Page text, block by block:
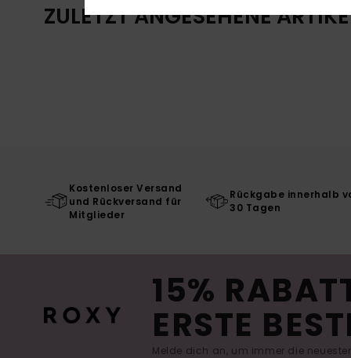
ZULETZT ANGESEHENE
Kostenloser Versand
und Rückversand für
Mitglieder
Rückgabe innerhalb
30 Tagen
15%
ERSTE
Melde dich an, um immer die